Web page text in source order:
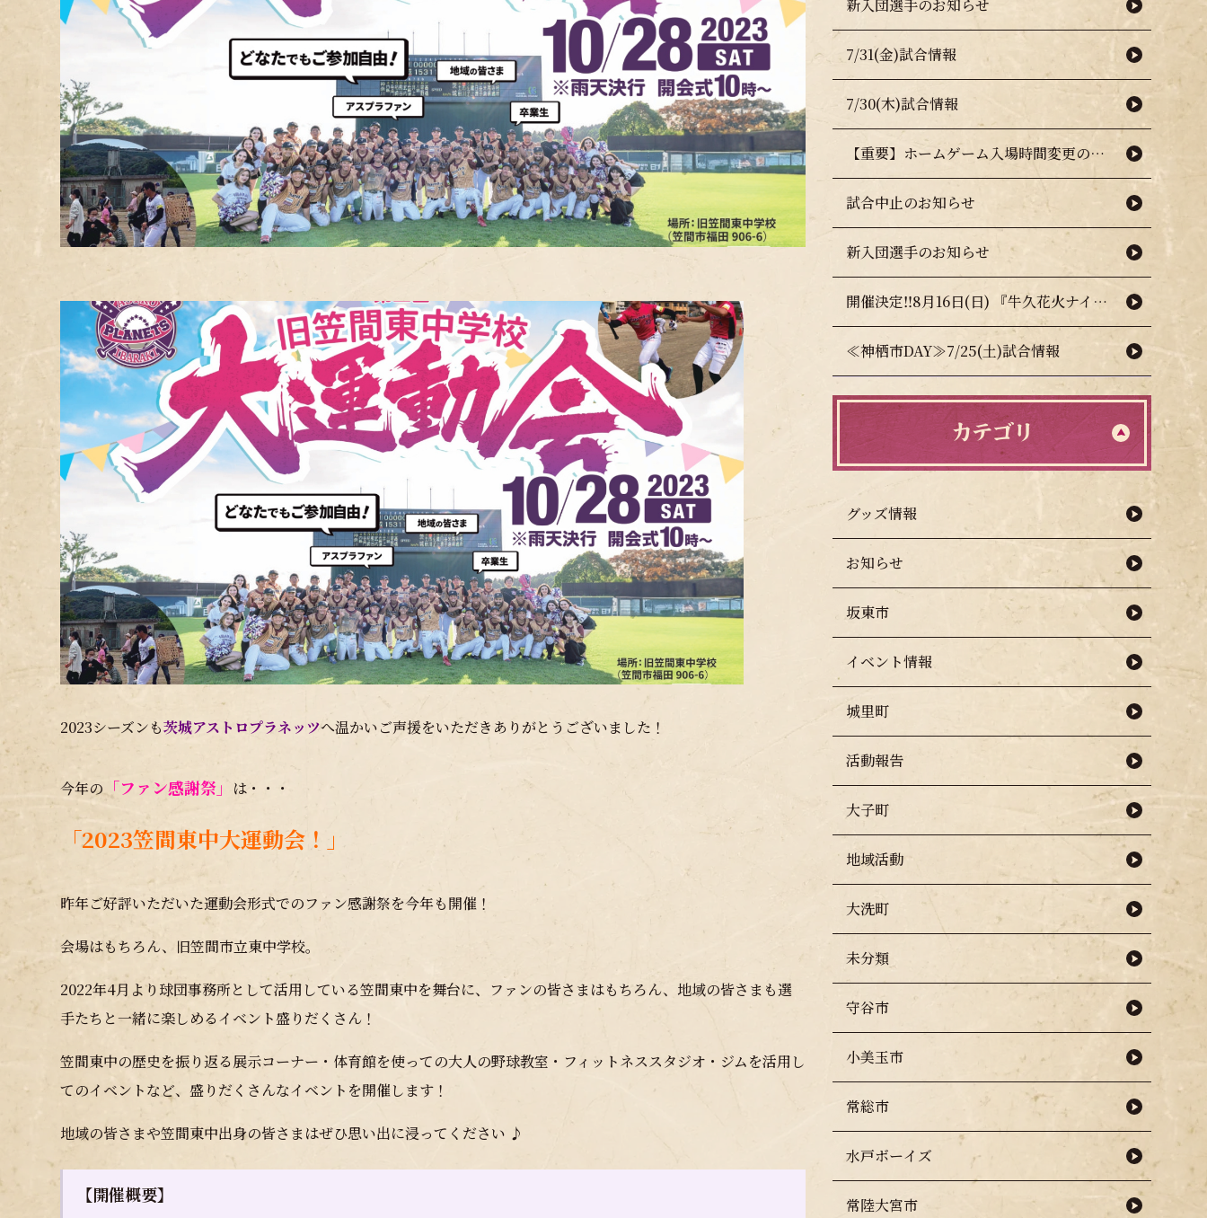
2023シーズンも茨城アストロプラネッツへ温かいご声援をいただきありがとうございました！
今年の「ファン感謝祭」 は・・・
「2023笠間東中大運動会！」
昨年ご好評いただいた運動会形式でのファン感謝祭を今年も開催！
会場はもちろん、旧笠間市立東中学校。
2022年4月より球団事務所として活用している笠間東中を舞台に、ファンの皆さまはもちろん、地域の皆さまも選
手たちと一緒に楽しめるイベント盛りだくさん！
笠間東中の歴史を振り返る展示コーナー・体育館を使っての大人の野球教室・フィットネススタジオ・ジムを活用し
てのイベントなど、盛りだくさんなイベントを開催します！
地域の皆さまや笠間東中出身の皆さまはぜひ思い出に浸ってください ♪
【開催概要】
新入団選手のお知らせ
7/31(金)試合情報
7/30(木)試合情報
【重要】ホームゲーム入場時間変更のお知らせ（熱中症対策について）
試合中止のお知らせ
新入団選手のお知らせ
開催決定‼8月16日(日) 『牛久花火ナイター』🎇🧨
≪神栖市DAY≫7/25(土)試合情報
カテゴリ
グッズ情報
お知らせ
坂東市
イベント情報
城里町
活動報告
大子町
地域活動
大洗町
未分類
守谷市
小美玉市
常総市
水戸ボーイズ
常陸大宮市